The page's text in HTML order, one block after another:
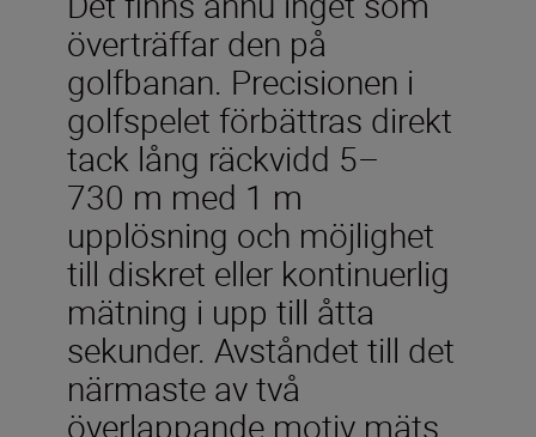
överträffar den på
golfbanan. Precisionen i
golfspelet förbättras direkt
tack lång räckvidd 5–
730 m med 1 m
upplösning och möjlighet
till diskret eller kontinuerlig
mätning i upp till åtta
sekunder. Avståndet till det
närmaste av två
överlappande motiv mäts